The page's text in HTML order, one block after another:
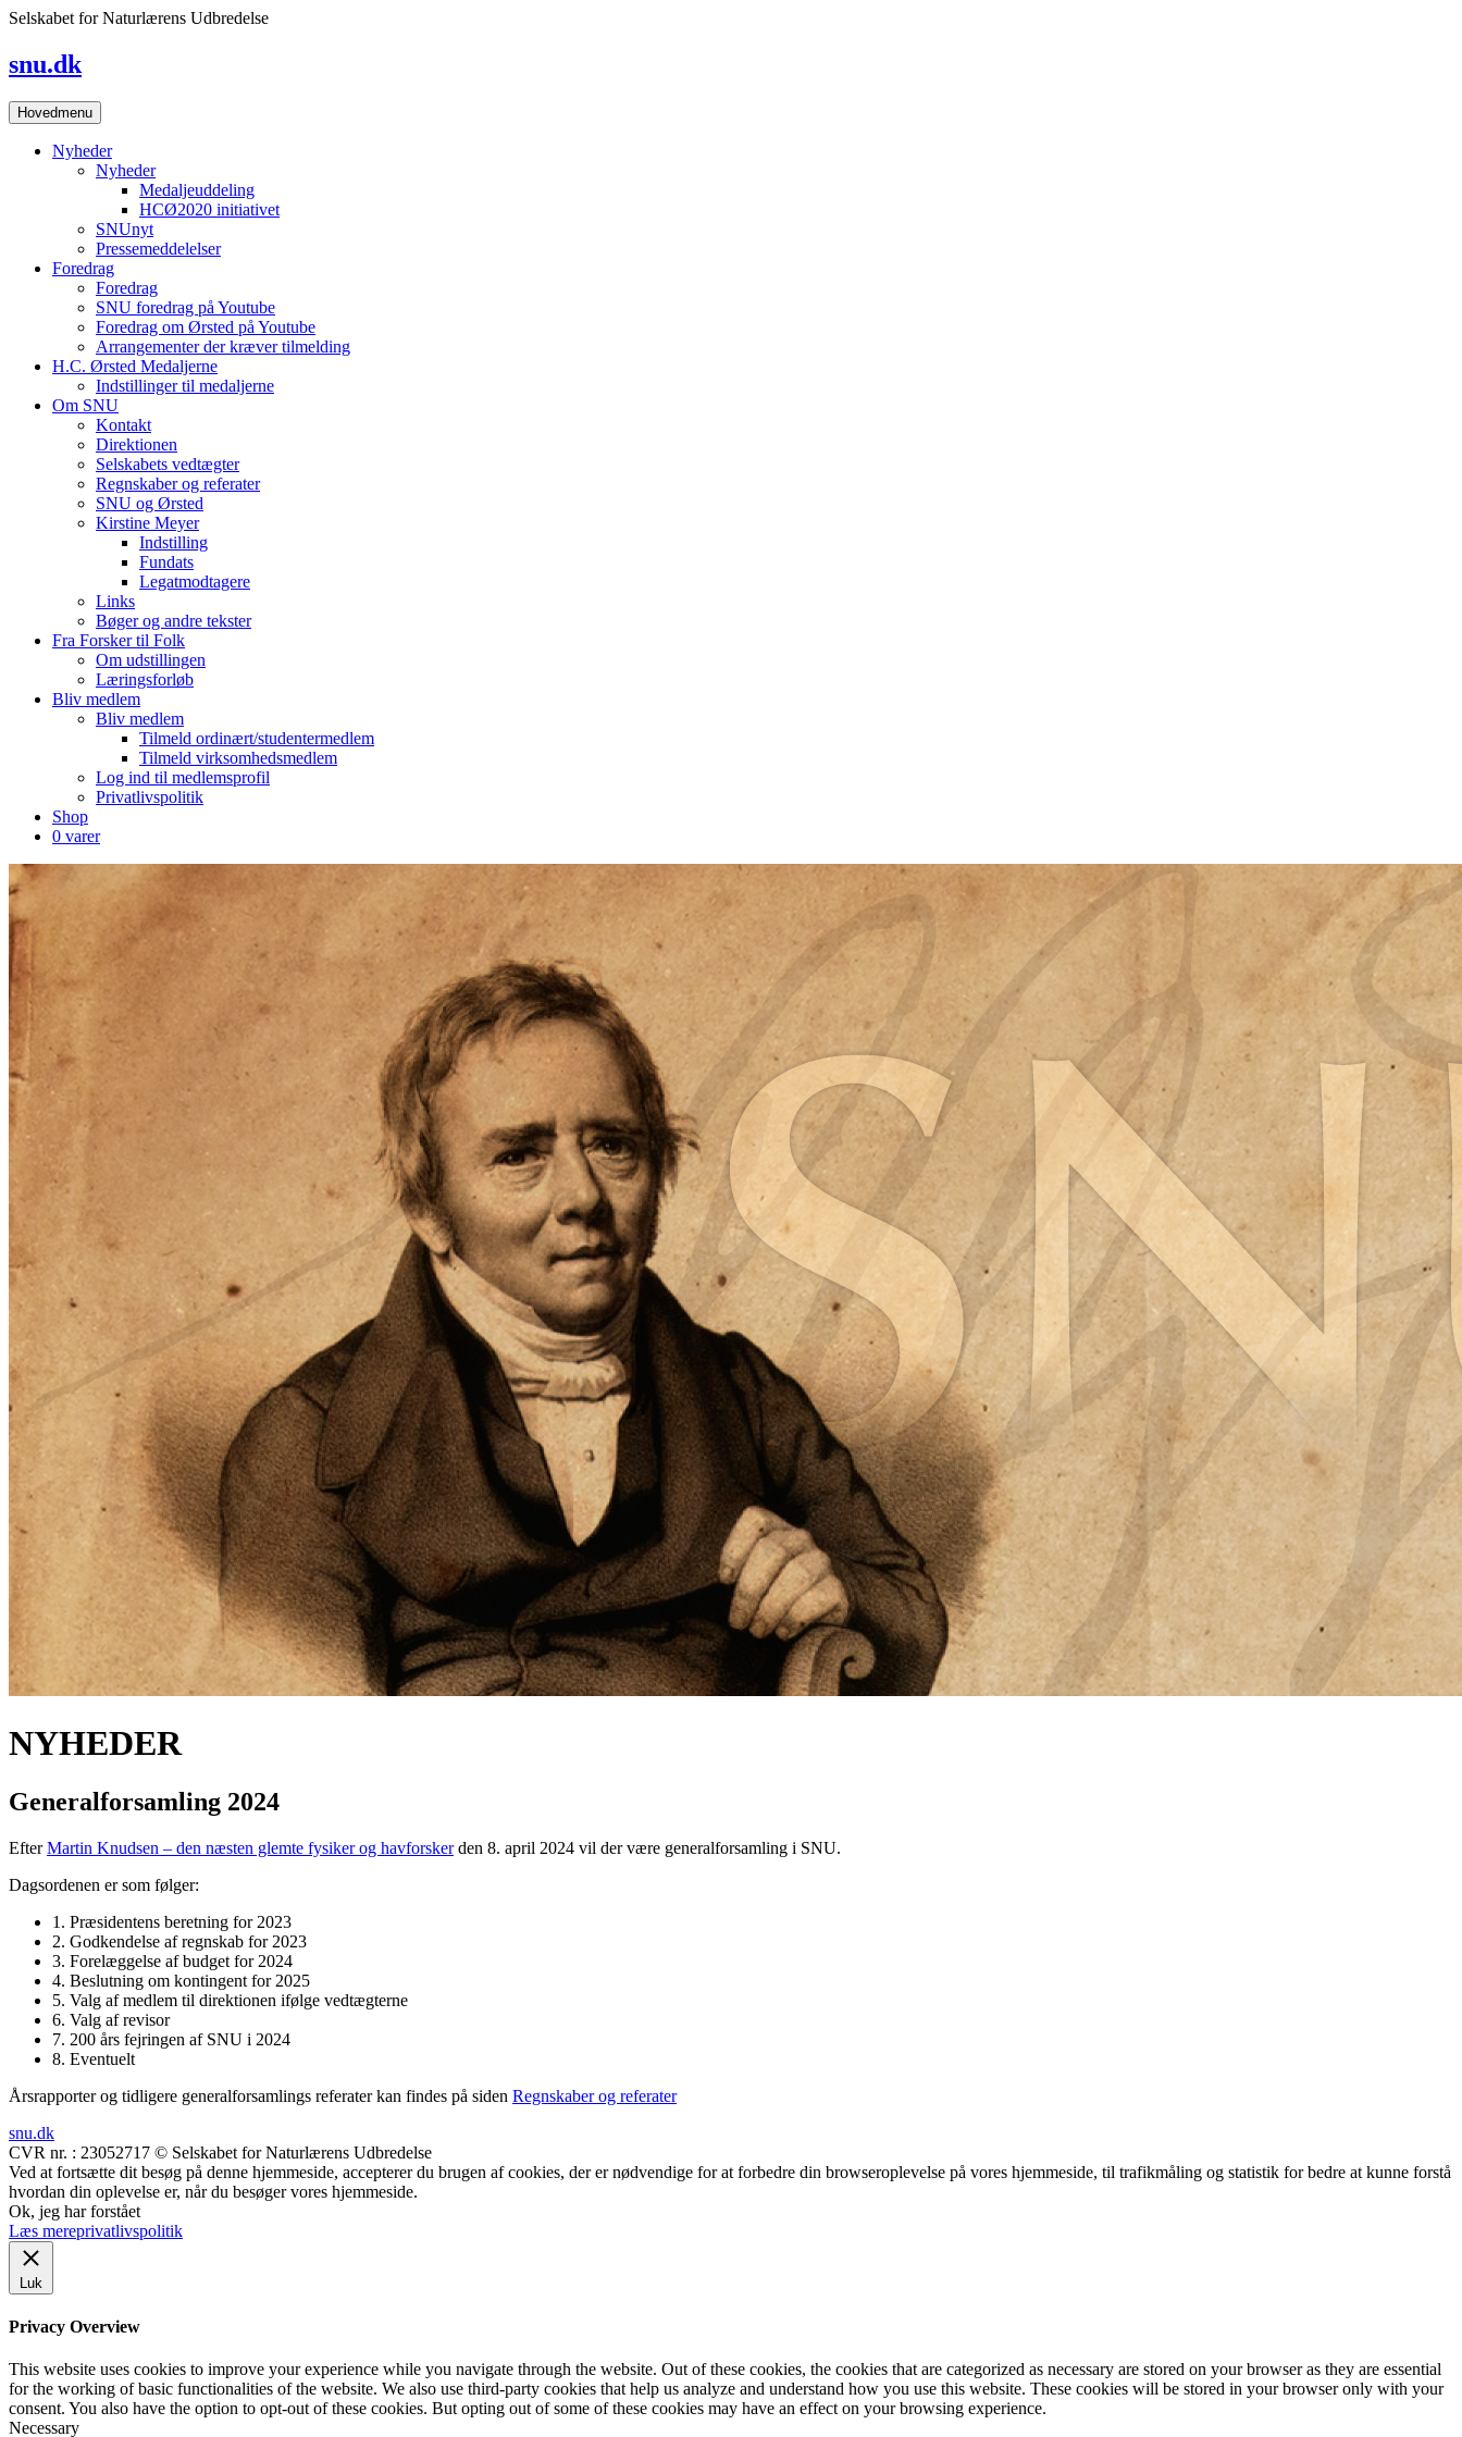
Skip
Selskabet for Naturlærens Udbredelse
snu.dk
Hovedmenu
Nyheder
Nyheder
Medaljeuddeling
HCØ2020 initiativet
SNUnyt
Pressemeddelelser
Foredrag
Foredrag
SNU foredrag på Youtube
Foredrag om Ørsted på Youtube
Arrangementer der kræver tilmelding
H.C. Ørsted Medaljerne
Indstillinger til medaljerne
Om SNU
Kontakt
Direktionen
Selskabets vedtægter
Regnskaber og referater
SNU og Ørsted
Kirstine Meyer
Indstilling
Fundats
Legatmodtagere
Links
Bøger og andre tekster
Fra Forsker til Folk
Om udstillingen
Læringsforløb
Bliv medlem
Bliv medlem
Tilmeld ordinært/studentermedlem
Tilmeld virksomhedsmedlem
Log ind til medlemsprofil
Privatlivspolitik
Shop
0 varer
NYHEDER
Generalforsamling 2024
EfterMartin Knudsen – den næsten glemte fysiker og havforskerden 8. april 2024 vil der være generalforsamling i SNU.
Dagsordenen er som følger:
1. Præsidentens beretning for 2023
2. Godkendelse af regnskab for 2023
3. Forelæggelse af budget for 2024
4. Beslutning om kontingent for 2025
5. Valg af medlem til direktionen ifølge vedtægterne
6. Valg af revisor
7. 200 års fejringen af SNU i 2024
8. Eventuelt
Årsrapporter og tidligere generalforsamlings referater kan findes på siden Regnskaber og referater
snu.dk
CVR nr. : 23052717 © Selskabet for Naturlærens Udbredelse
Ved at fortsætte dit besøg på denne hjemmeside, accepterer du brugen af cookies, der er nødvendige for at forbedre din browseroplevelse på vores hjemmeside, til trafikmåling og statistik for bedre at kunne forstå
hvordan din oplevelse er, når du besøger vores hjemmeside.
Ok, jeg har forstået
Læs mereprivatlivspolitik
Luk
Privacy Overview
This website uses cookies to improve your experience while you navigate through the website. Out of these cookies, the cookies that are categorized as necessary are stored on your browser as they are essential
for the working of basic functionalities of the website. We also use third-party cookies that help us analyze and understand how you use this website. These cookies will be stored in your browser only with your
consent. You also have the option to opt-out of these cookies. But opting out of some of these cookies may have an effect on your browsing experience.
Necessary